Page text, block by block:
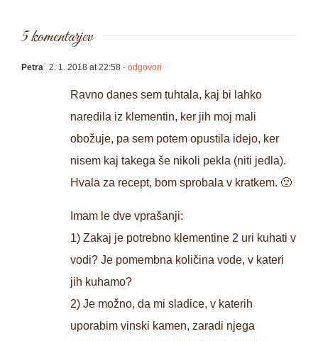
5 komentarjev
Petra 2. 1. 2018 at 22:58 - odgovori
Ravno danes sem tuhtala, kaj bi lahko
naredila iz klementin, ker jih moj mali
obožuje, pa sem potem opustila idejo, ker
nisem kaj takega še nikoli pekla (niti jedla).
Hvala za recept, bom sprobala v kratkem. 🙂
Imam le dve vprašanji:
1) Zakaj je potrebno klementine 2 uri kuhati v
vodi? Je pomembna količina vode, v kateri
jih kuhamo?
2) Je možno, da mi sladice, v katerih
uporabim vinski kamen, zaradi njega